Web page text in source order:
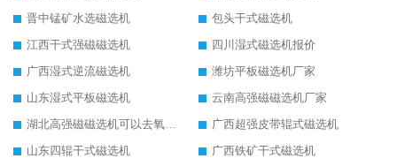
晋中锰矿水选磁选机
包头干式磁选机
江西干式强磁磁选机
四川湿式磁选机报价
广西湿式逆流磁选机
潍坊平板磁选机厂家
山东湿式平板磁选机
云南高强磁磁选机厂家
湖北高强磁磁选机可以去氧化铝
广西超强皮带辊式磁选机
山东四辊干式磁选机
广西铁矿干式磁选机